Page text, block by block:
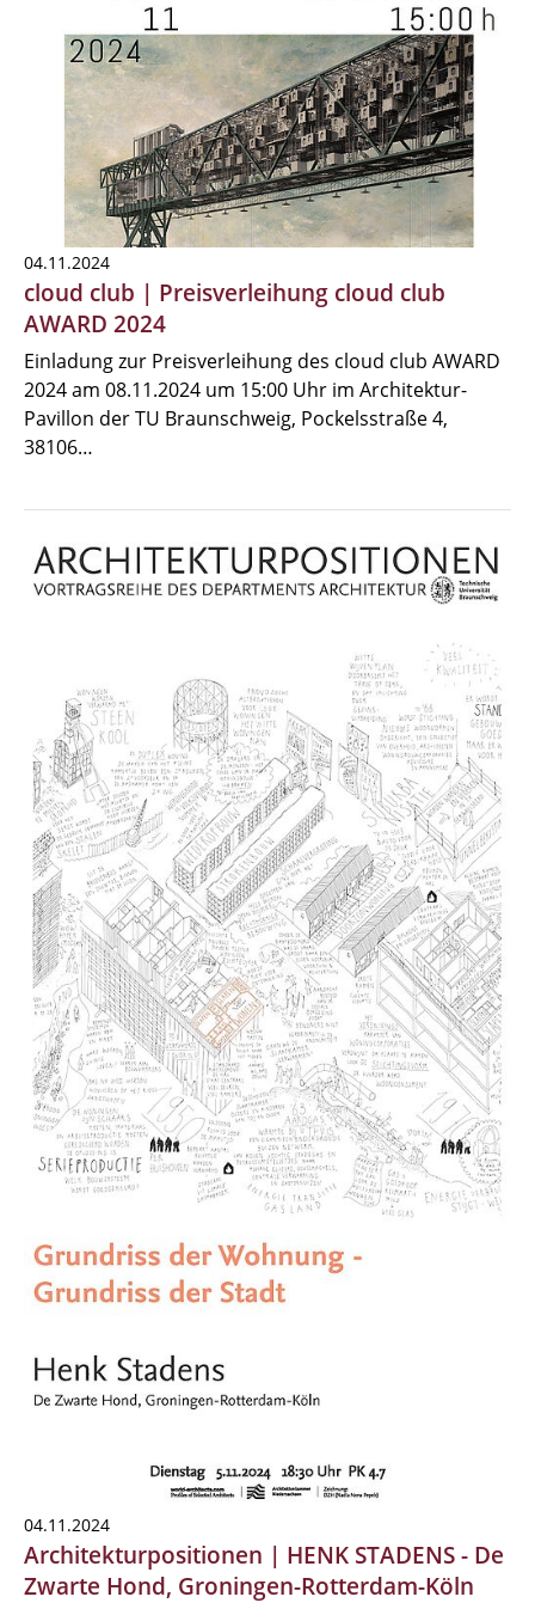
04.11.2024
cloud club | Preisverleihung cloud club
AWARD 2024
Einladung zur Preisverleihung des cloud club AWARD
2024 am 08.11.2024 um 15:00 Uhr im Architektur-
Pavillon der TU Braunschweig, Pockelsstraße 4,
38106…
04.11.2024
Architekturpositionen | HENK STADENS - De
Zwarte Hond, Groningen-Rotterdam-Köln